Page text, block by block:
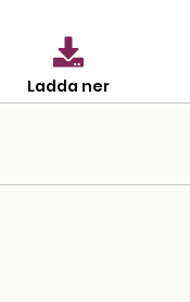
Ladda ner